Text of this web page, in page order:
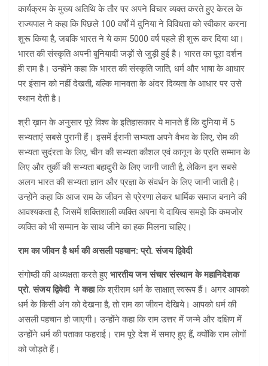
कार्यक्रम के मुख्य अतिथि के तौर पर अपने विचार व्यक्त करते हुए केरल के
राज्यपाल ने कहा कि पिछले 100 वर्षों में दुनिया ने विविधता को स्वीकार करना
शुरू किया है, जबकि भारत ने ये काम 5000 वर्ष पहले ही शुरू कर दिया था।
भारत की संस्कृति अपनी बुनियादी जड़ों से जुड़ी हुई है। भारत का पूरा दर्शन
ही राम ​है। उन्होंने कहा कि भारत की संस्कृति जाति, धर्म और भाषा के आधार
पर इंसान को नहीं देखती, बल्कि मानवता के अंदर दिव्यता के आधार पर उसे
स्थान देती है।
श्री ख़ान के अनुसार पूरे विश्व के इतिहासकार ये मानते हैं कि दुनिया में 5
सभ्यताएं सबसे पुरानी हैं। इसमें ईरानी सभ्यता अपने वैभव के लिए, रोम की
सभ्यता सुदंरता के लिए, चीन की सभ्यता कौशल एवं कानून के प्रति सम्मान के
लिए और तुर्की की सभ्यता बहादुरी के लिए जानी जाती है, लेकिन इन सबसे
अलग भारत की सभ्यता ज्ञान और प्रज्ञा के संवर्धन के लिए जानी जाती है।
उन्होंने कहा कि आज राम के जीवन से प्रेरणा लेकर धार्मिक समाज बनाने की
आवश्यकता है, जिसमें शक्तिशाली व्यक्ति अपना ये दायित्व समझे कि कमजोर
व्यक्ति को भी सम्मान के साथ जीने का हक मिलना चाहिए।
राम का जीवन है धर्म की असली पहचान: प्रो. संजय द्विवेदी
संगोष्ठी की अध्यक्षता करते हुए भारतीय जन संचार संस्थान के महानिदेशक
प्रो. संजय द्विवेदी ने कहाकि श्रीराम धर्म के साक्षात् स्वरूप हैं। अगर आपको
धर्म के किसी अंग को देखना है, तो राम का जीवन देखिये। आपको धर्म की
असली पहचान हो जाएगी। उन्होंने कहा कि राम उत्तर में जन्मे और दक्षिण में
उन्होंने धर्म की पताका फहराई। राम पूरे देश में समाए हुए हैं, क्योंकि राम लोगों
को जोड़ते हैं।